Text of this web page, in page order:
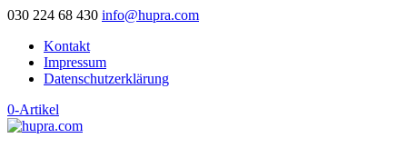
030 224 68 430 info@hupra.com
Kontakt
Impressum
Datenschutzerklärung
0-Artikel